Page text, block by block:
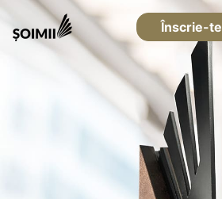
Înscrie-te